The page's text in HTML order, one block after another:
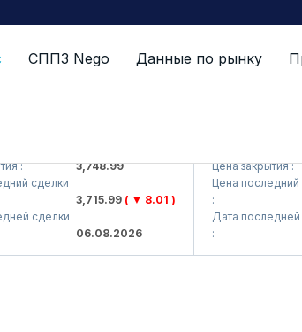
СППЗ Nego Данные по рынку
:
3,748.99
сделки
3,715.99( ▼ 8.01 )
сделки
06.08.2026
Цена закрытия :
Цена последний
Дата последней